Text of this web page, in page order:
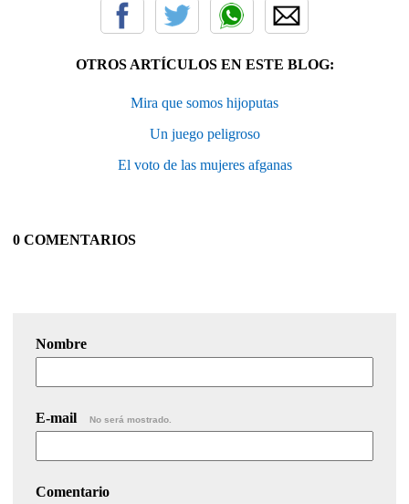
OTROS ARTÍCULOS EN ESTE BLOG:
Mira que somos hijoputas
Un juego peligroso
El voto de las mujeres afganas
0 COMENTARIOS
Nombre
E-mail No será mostrado.
Comentario